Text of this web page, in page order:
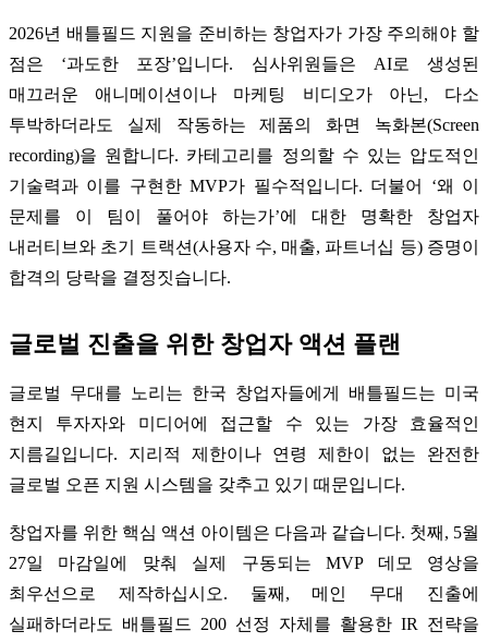
2026년 배틀필드 지원을 준비하는 창업자가 가장 주의해야 할
점은 ‘과도한 포장’입니다. 심사위원들은 AI로 생성된
매끄러운 애니메이션이나 마케팅 비디오가 아닌, 다소
투박하더라도 실제 작동하는 제품의 화면 녹화본(Screen
recording)을 원합니다. 카테고리를 정의할 수 있는 압도적인
기술력과 이를 구현한 MVP가 필수적입니다. 더불어 ‘왜 이
문제를 이 팀이 풀어야 하는가’에 대한 명확한 창업자
내러티브와 초기 트랙션(사용자 수, 매출, 파트너십 등) 증명이
합격의 당락을 결정짓습니다.
글로벌 진출을 위한 창업자 액션 플랜
글로벌 무대를 노리는 한국 창업자들에게 배틀필드는 미국
현지 투자자와 미디어에 접근할 수 있는 가장 효율적인
지름길입니다. 지리적 제한이나 연령 제한이 없는 완전한
글로벌 오픈 지원 시스템을 갖추고 있기 때문입니다.
창업자를 위한 핵심 액션 아이템은 다음과 같습니다. 첫째, 5월
27일 마감일에 맞춰 실제 구동되는 MVP 데모 영상을
최우선으로 제작하십시오. 둘째, 메인 무대 진출에
실패하더라도 배틀필드 200 선정 자체를 활용한 IR 전략을